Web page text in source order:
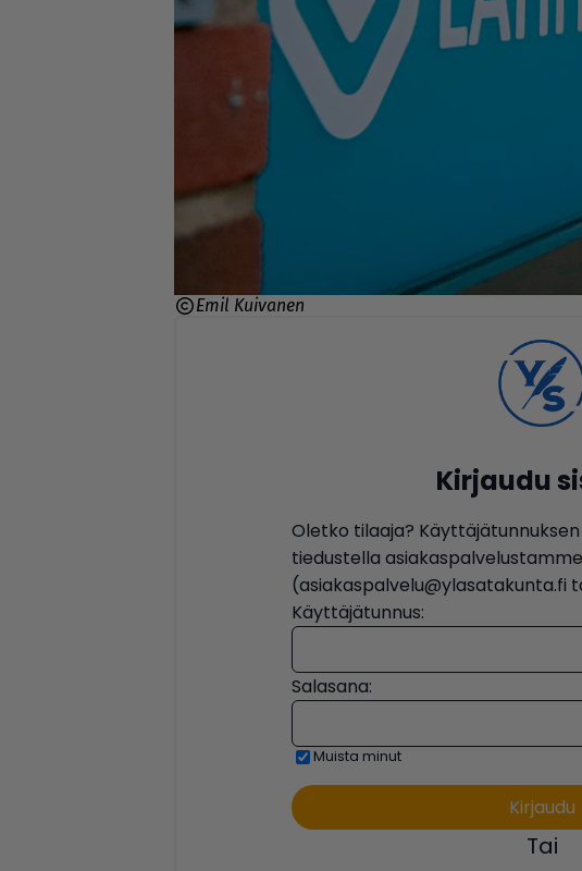
Emil Kuivanen
Kirjaudu
Oletko tilaaja?
tiedustella asiakaspalvelustamme
(asiakaspalvelu@ylasatakunta.fi
Käyttäjätunnus:
Salasana:
Muista minut
Tai